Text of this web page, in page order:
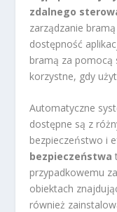
zdalnego
zarządzanie
dostępność
bramą za pomocą
korzystne, gdy
Automatyczne
dostępne są z
bezpieczeństwo i
bezpieczeństwa
przypadkowemu
obiektach
również